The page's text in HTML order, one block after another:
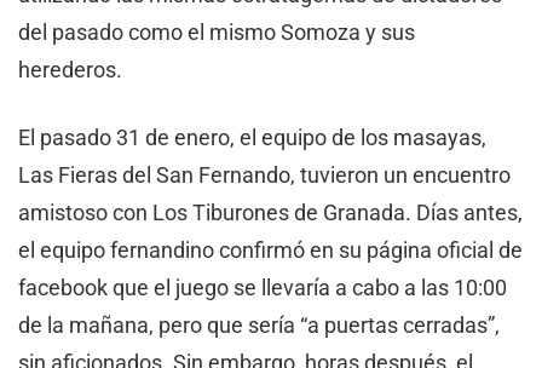
del pasado como el mismo Somoza y sus
herederos.
El pasado 31 de enero, el equipo de los masayas,
Las Fieras del San Fernando, tuvieron un encuentro
amistoso con Los Tiburones de Granada. Días antes,
el equipo fernandino confirmó en su página oficial de
facebook que el juego se llevaría a cabo a las 10:00
de la mañana, pero que sería “a puertas cerradas”,
sin aficionados. Sin embargo, horas después, el